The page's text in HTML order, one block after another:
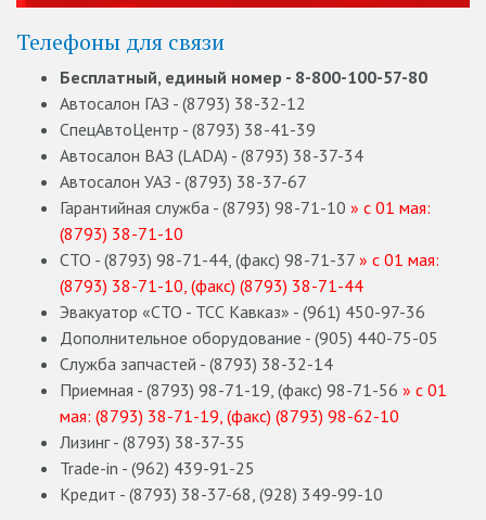
Телефоны для связи
Бесплатный, единый номер - 8-800-100-57-80
Автосалон ГАЗ - (8793) 38-32-12
СпецАвтоЦентр - (8793) 38-41-39
Автосалон ВАЗ (LADA) - (8793) 38-37-34
Автосалон УАЗ - (8793) 38-37-67
Гарантийная служба - (8793) 98-71-10 » с 01 мая:
(8793) 38-71-10
СТО - (8793) 98-71-44, (факс) 98-71-37 » с 01 мая:
(8793) 38-71-10, (факс) (8793) 38-71-44
Эвакуатор «СТО - ТСС Кавказ» - (961) 450-97-36
Дополнительное оборудование - (905) 440-75-05
Служба запчастей - (8793) 38-32-14
Приемная - (8793) 98-71-19, (факс) 98-71-56 » с 01
мая: (8793) 38-71-19, (факс) (8793) 98-62-10
Лизинг - (8793) 38-37-35
Trade-in - (962) 439-91-25
Кредит - (8793) 38-37-68, (928) 349-99-10